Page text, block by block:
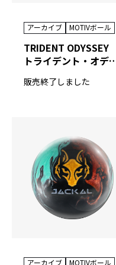
アーカイブ MOTIVボール
TRIDENT ODYSSEY
トライデント
販売終了しました
アーカイブ MOTIVボール